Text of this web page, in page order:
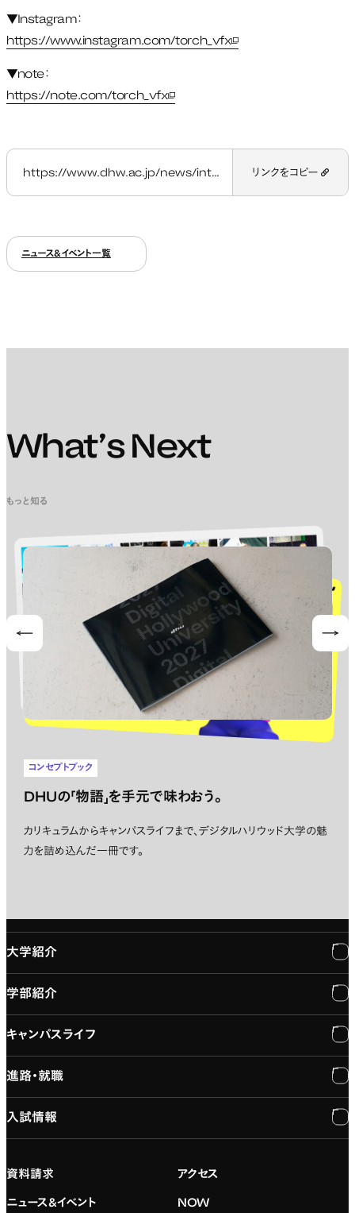
▼Instagram：
https://www.instagram.com/torch_vfx新しいタブで開く
▼note：
https://note.com/torch_vfx新しいタブで開く
https://www.dhw.ac.jp/news/interview_48h-virtual-production-filming-contest/ リンクをコピー
ニュース&イベント一覧
What’s Next
もっと知る
コンセプトブック
DHUの「物語」を手元で味わおう。
カリキュラムからキャンパスライフまで、デジタルハリウッド大学の魅
力を詰め込んだ一冊です。
大学紹介
大学紹介
学長メッセージ
大学概要と組織図
建学の精神
デジタルハリウッド校友会
学部紹介
学部紹介
専門：3DCG・VFX
専門：ゲーム・プログラミング
専門：グラフィックデザイン
キャンパスライフ
キャンパスライフ
施設紹介
進路・就職
進路・就職
就職実績
入試情報
アドミッション・ポリシー
資料請求 アクセス
ニュース&イベント NOW